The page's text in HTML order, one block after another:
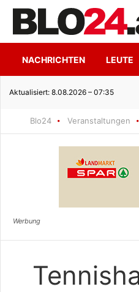
NACHRICHTEN LEUTE
Aktualisiert: 8.08.2026 – 07:35
Hoher
Blo24 Veranstaltungen